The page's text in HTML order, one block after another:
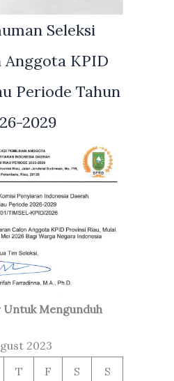
Seleksi
Anggota KPID
Periode Tahun
2029
Untuk Mengunduh
2023
T F S S